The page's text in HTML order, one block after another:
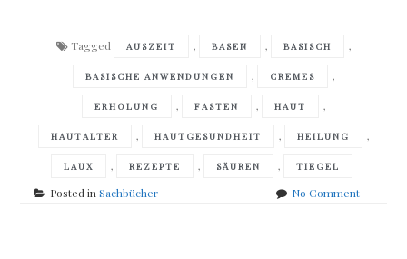
Tagged AUSZEIT , BASEN , BASISCH ,
BASISCHE ANWENDUNGEN , CREMES ,
ERHOLUNG , FASTEN , HAUT ,
HAUTALTER , HAUTGESUNDHEIT , HEILUNG ,
LAUX , REZEPTE , SÄUREN , TIEGEL
Posted inSachbücher No Commenton